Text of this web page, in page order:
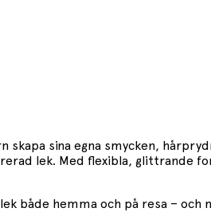
skapa sina egna smycken,
lek. Med flexibla, glittrande
både hemma och på resa –